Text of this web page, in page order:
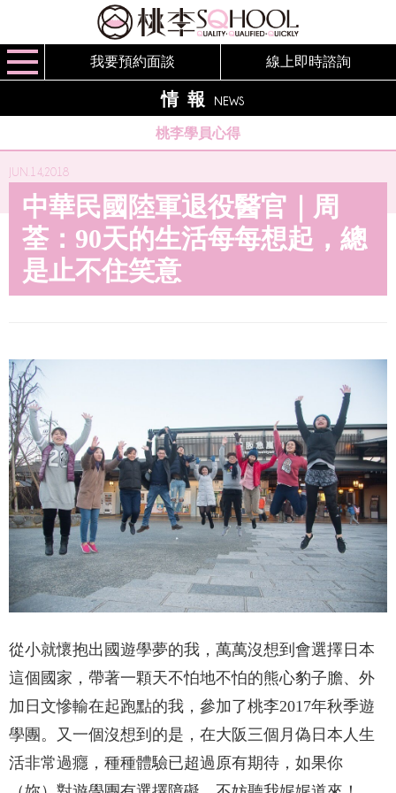
我要預約面談 線上即時諮詢
情報 NEWS
桃李學員心得
JUN.14,2018
中華民國陸軍退役醫官｜周
荃：90天的生活每每想起，總
是止不住笑意
從小就懷抱出國遊學夢的我，萬萬沒想到會選擇日本
這個國家，帶著一顆天不怕地不怕的熊心豹子膽、外
加日文慘輸在起跑點的我，參加了桃李2017年秋季遊
學團。又一個沒想到的是，在大阪三個月偽日本人生
活非常過癮，種種體驗已超過原有期待，如果你